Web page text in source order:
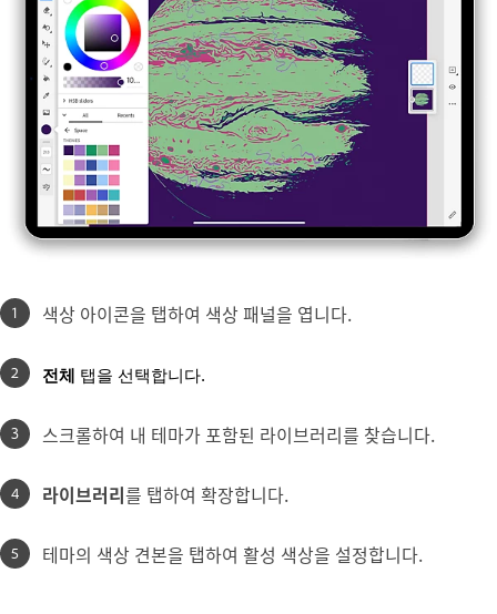
색상 아이콘을 탭하여 색상 패널을 엽니다.
전체 탭을 선택합니다.
스크롤하여 내 테마가 포함된 라이브러리를 찾습니다.
라이브러리를 탭하여 확장합니다.
테마의 색상 견본을 탭하여 활성 색상을 설정합니다.